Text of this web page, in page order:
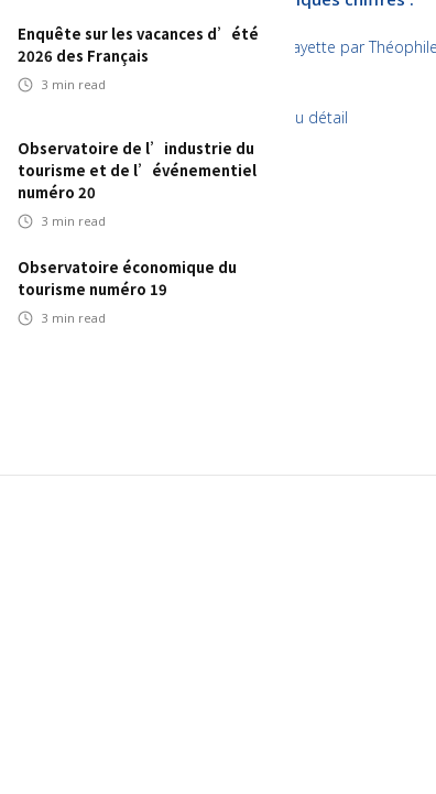
Enquête sur les vacances d’été
2026 des Français
3 min read
Observatoire de l’industrie du
tourisme et de l’événementiel
numéro 20
3 min read
Observatoire économique du
tourisme numéro 19
3 min read
1894 : Création des Galeries Lafayette par
Un groupe 100% familial
4,5 Milliards d'euros de ventes au détail
280 Magasins
1 Million de visiteurs par jour
14 000 Collaborateurs